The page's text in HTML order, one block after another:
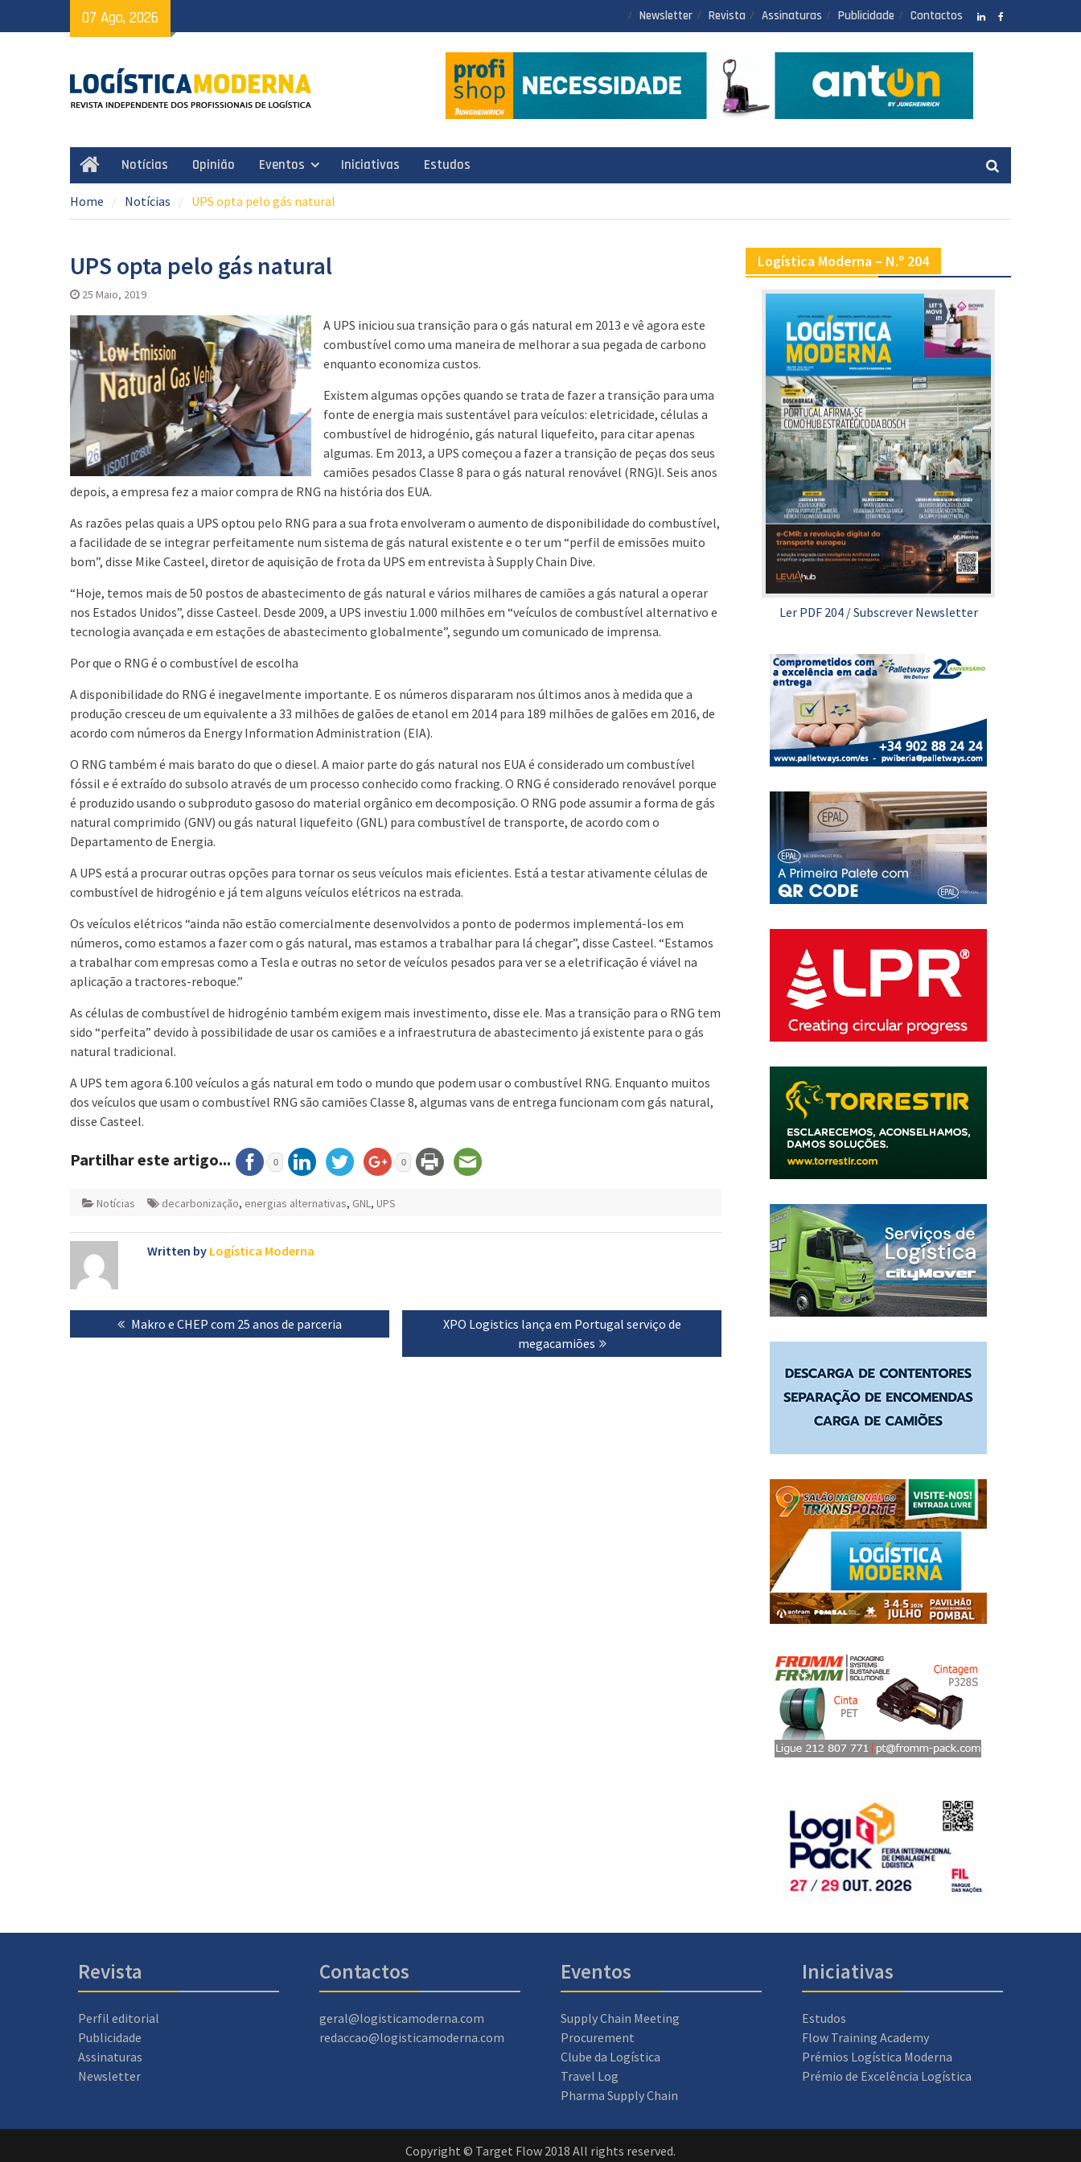
to
07 Ago, 2026 Newsletter Revista Assinaturas Publicidade Contactos
HomeNotícias Opinião Eventos Iniciativas Estudos
Home Notícias UPS opta pelo gás natural
UPS opta pelo gás natural
25 Maio, 2019
A UPS iniciou sua transição para o gás natural em 2013 e vê agora este
combustível como uma maneira de melhorar a sua pegada de carbono
enquanto economiza custos.
Existem algumas opções quando se trata de fazer a transição para uma
fonte de energia mais sustentável para veículos: eletricidade, células a
combustível de hidrogénio, gás natural liquefeito, para citar apenas
algumas. Em 2013, a UPS começou a fazer a transição de peças dos seus
camiões pesados ​​Classe 8 para o gás natural renovável (RNG)l. Seis anos
depois, a empresa fez a maior compra de RNG na história dos EUA.
As razões pelas quais a UPS optou pelo RNG para a sua frota envolveram o aumento de disponibilidade do combustível,
a facilidade de se integrar perfeitamente num sistema de gás natural existente e o ter um “perfil de emissões muito
bom”, disse Mike Casteel, diretor de aquisição de frota da UPS em entrevista à Supply Chain Dive.
“Hoje, temos mais de 50 postos de abastecimento de gás natural e vários milhares de camiões a gás natural a operar
nos Estados Unidos”, disse Casteel. Desde 2009, a UPS investiu 1.000 milhões em “veículos de combustível alternativo e
tecnologia avançada e em estações de abastecimento globalmente”, segundo um comunicado de imprensa.
Por que o RNG é o combustível de escolha
A disponibilidade do RNG é inegavelmente importante. E os números dispararam nos últimos anos à medida que a
produção cresceu de um equivalente a 33 milhões de galões de etanol em 2014 para 189 milhões de galões em 2016, de
acordo com números da Energy Information Administration (EIA).
O RNG também é mais barato do que o diesel. A maior parte do gás natural nos EUA é considerado um combustível
fóssil e é extraído do subsolo através de um processo conhecido como fracking. O RNG é considerado renovável porque
é produzido usando o subproduto gasoso do material orgânico em decomposição. O RNG pode assumir a forma de gás
natural comprimido (GNV) ou gás natural liquefeito (GNL) para combustível de transporte, de acordo com o
Departamento de Energia.
A UPS está a procurar outras opções para tornar os seus veículos mais eficientes. Está a testar ativamente células de
combustível de hidrogénio e já tem alguns veículos elétricos na estrada.
Os veículos elétricos “ainda não estão comercialmente desenvolvidos a ponto de podermos implementá-los em
números, como estamos a fazer com o gás natural, mas estamos a trabalhar para lá chegar”, disse Casteel. “Estamos
a trabalhar com empresas como a Tesla e outras no setor de veículos pesados para ver se a eletrificação é viável na
aplicação a tractores-reboque.”
As células de combustível de hidrogénio também exigem mais investimento, disse ele. Mas a transição para o RNG tem
sido “perfeita” devido à possibilidade de usar os camiões e a infraestrutura de abastecimento já existente para o gás
natural tradicional.
A UPS tem agora 6.100 veículos a gás natural em todo o mundo que podem usar o combustível RNG. Enquanto muitos
dos veículos que usam o combustível RNG são camiões Classe 8, algumas vans de entrega funcionam com gás natural,
disse Casteel.
Partilhar este artigo... 0 0
Notícias decarbonização, energias alternativas, GNL , UPS
Written by Logística Moderna
Navegação
de
Previous
post:
Makro e CHEP com 25 anos de parceria
Next
XPO Logistics lança em Portugal serviço de
megacamiões
Logística Moderna – N.º 204
Ler PDF 204/Subscrever Newsletter
Revista
Perfil editorial
Publicidade
Assinaturas
Newsletter
Contactos
geral@logisticamoderna.com
redaccao@logisticamoderna.com
Eventos
Supply Chain Meeting
Procurement
Clube da Logística
Travel Log
Pharma Supply Chain
Iniciativas
Estudos
Flow Training Academy
Prémios Logística Moderna
Prémio de Excelência Logística
Copyright © Target Flow 2018 All rights reserved.